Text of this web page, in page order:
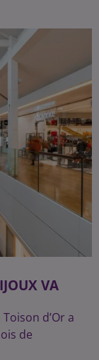
VA
d’Or a
de